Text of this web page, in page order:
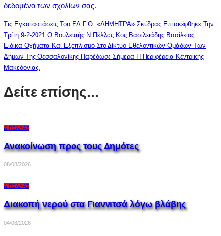
δεδομένα των σχολίων σας.
Τις Εγκαταστάσεις Του ΕΛ.Γ.Ο. «ΔΗΜΗΤΡΑ» Σκύδρας Επισκέφθηκε Την
Τρίτη 9-2-2021 Ο Βουλευτής Ν.Πέλλας Κος Βασιλειάδης Βασίλειος.
Ειδικά Οχήματα Και Εξοπλισμό Στο Δίκτυο Εθελοντικών Ομάδων Των
Δήμων Της Θεσσαλονίκης Παρέδωσε Σήμερα Η Περιφέρεια Κεντρικής
Μακεδονίας.
Δείτε επίσης...
Δ.ΠΈΛΛΑΣ
Ανακοίνωση προς τους Δημότες
08/08/2026
Δ.ΠΈΛΛΑΣ
Διακοπή νερού στα Γιαννιτσά λόγω βλάβης
04/08/2026